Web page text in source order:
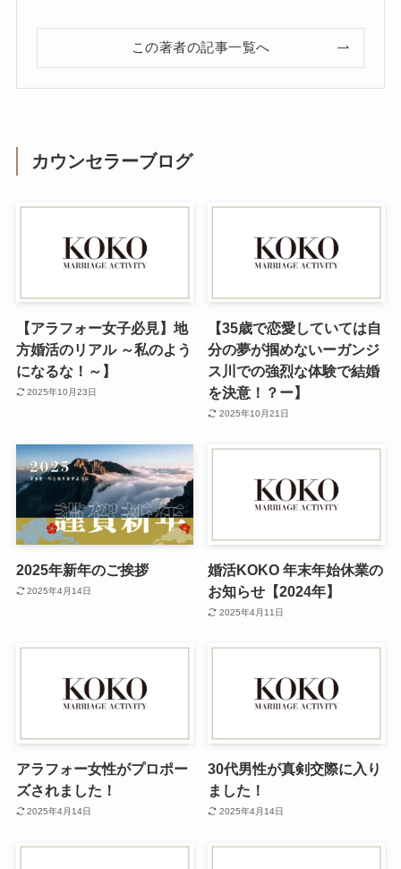
この著者の記事一覧へ
カウンセラーブログ
【アラフォー女子必見】地
方婚活のリアル ～私のよう
になるな！～】
2025年10月23日
【35歳で恋愛していては自
分の夢が掴めないーガンジ
ス川での強烈な体験で結婚
を決意！？ー】
2025年10月21日
2025年新年のご挨拶
2025年4月14日
婚活KOKO 年末年始休業の
お知らせ【2024年】
2025年4月11日
アラフォー女性がプロポー
ズされました！
2025年4月14日
30代男性が真剣交際に入り
ました！
2025年4月14日